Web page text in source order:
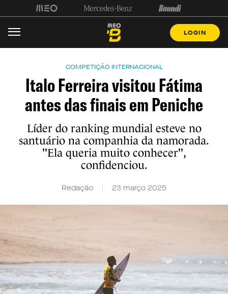
LOGIN
COMPETIÇÃO INTERNACIONAL
Italo Ferreira visitou Fátima
antes das finais em Peniche
Líder do ranking mundial esteve no
santuário na companhia da namorada.
"Ela queria muito conhecer",
confidenciou.
Redação 23 março 2025